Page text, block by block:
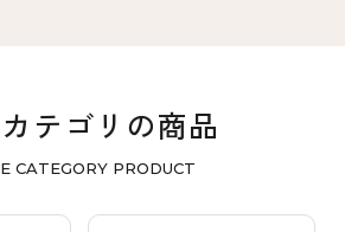
テゴリの商品
CATEGORY PRODUCT